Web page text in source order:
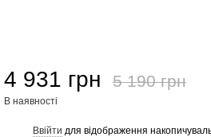
4 931 грн 5 190 грн
В наявності
Ввійти для відображення